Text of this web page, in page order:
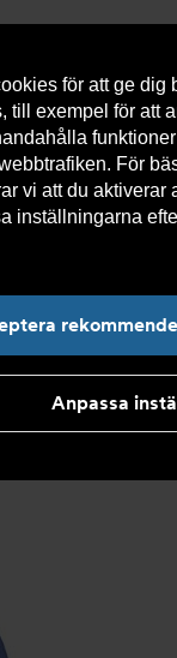
för att ge dig
till exempel för att
För
vi att du aktiverar
inställningarna
Anpassa
Hållbarhet